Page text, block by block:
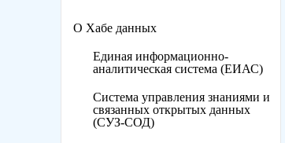
О Хабе данных
Единая информационно-
аналитическая система (ЕИАС)
Система управления знаниями и
связанных открытых данных
(СУЗ-СОД)